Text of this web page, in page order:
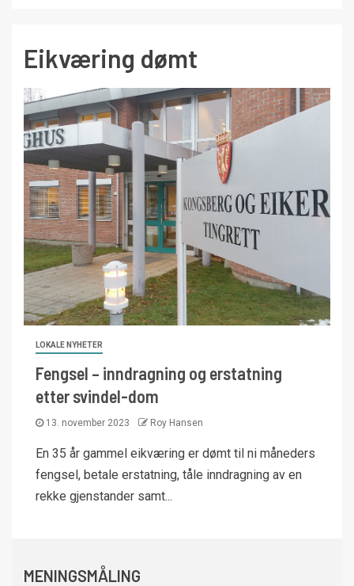
Eikværing dømt
LOKALE NYHETER
Fengsel – inndragning og erstatning
etter svindel-dom
13. november 2023 Roy Hansen
En 35 år gammel eikværing er dømt til ni måneders
fengsel, betale erstatning, tåle inndragning av en
rekke gjenstander samt...
MENINGSMÅLING